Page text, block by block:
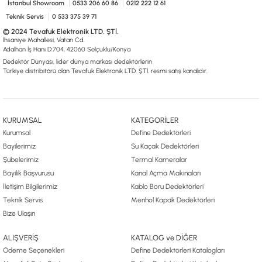
İstanbul Showroom
0533 206 60 86
0212 222 12 61
Teknik Servis
0 533 375 39 71
© 2024 Tevafuk Elektronik LTD. ŞTİ.
İhsaniye Mahallesi, Vatan Cd.
Adalhan İş Hanı D:704, 42060 Selçuklu/Konya
Dedektör Dünyası, lider dünya markası dedektörlerin
Türkiye distribitörü olan Tevafuk Elektronik LTD. ŞTİ. resmi satış kanalıdır.
KURUMSAL
Kurumsal
Bayilerimiz
Şubelerimiz
Bayilik Başvurusu
İletişim Bilgilerimiz
Teknik Servis
Bize Ulaşın
KATEGORİLER
Define Dedektörleri
Su Kaçak Dedektörleri
Termal Kameralar
Kanal Açma Makinaları
Kablo Boru Dedektörleri
Menhol Kapak Dedektörleri
ALIŞVERİŞ
Ödeme Seçenekleri
KATALOG ve DİĞER
Define Dedektörleri Katalogları